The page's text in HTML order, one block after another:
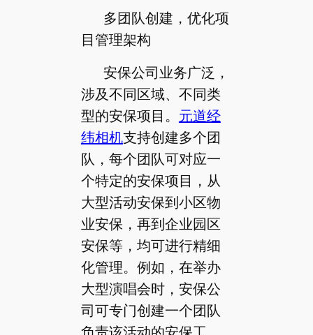
多团队创建，优化项
目管理架构
安保公司业务广泛，
涉及不同区域、不同类
型的安保项目。 元道经
纬相机支持创建多个团
队，每个团队可对应一
个特定的安保项目，从
大型活动安保到小区物
业安保，再到企业园区
安保等，均可进行精细
化管理。例如，在举办
大型演唱会时，安保公
司可专门创建一个团队